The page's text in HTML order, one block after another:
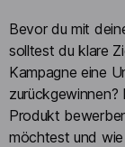
Bevor du mit
solltest du klare
Kampagne eine
Produkt
möchtest und